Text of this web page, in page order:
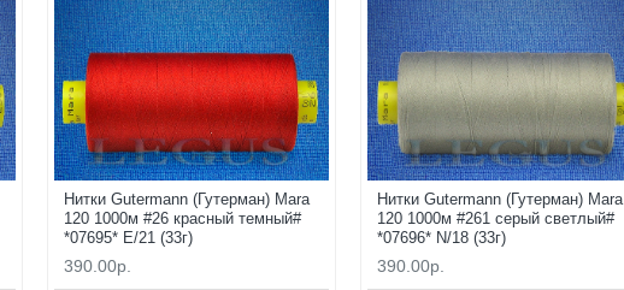
Нитки Gutermann (Гутерман) Mara
120 1000м #26 красный темный#
*07695* E/21 (33г)
390.00р.
Нитки Gutermann (Гутерман) Mara
120 1000м #261 серый светлый#
*07696* N/18 (33г)
390.00р.